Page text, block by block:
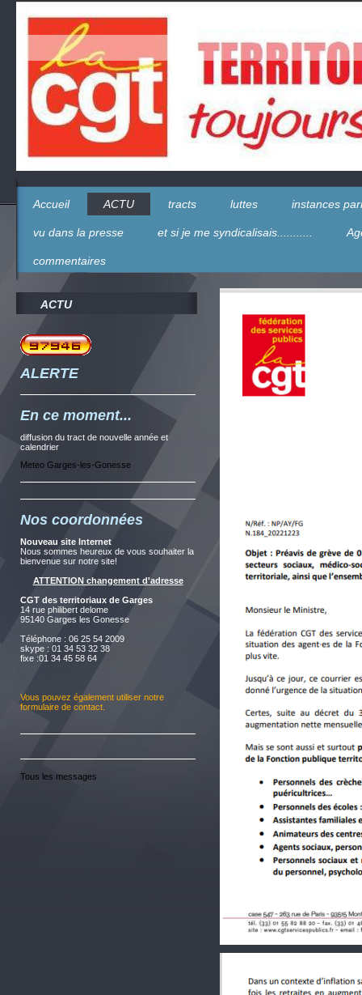
Accueil ACTU tracts luttes instances
vu dans la presse et si je me syndicalisais...........
commentaires
ACTU
ALERTE
En ce moment...
diffusion du tract de nouvelle année et
calendrier
Meteo Garges-les-Gonesse
Nos coordonnées
Nouveau site Internet
Nous sommes heureux de vous souhaiter la
bienvenue sur notre site!
ATTENTION changement d'adresse
CGT des territoriaux de Garges
14 rue philibert delome
95140 Garges les Gonesse
Téléphone : 06 25 54 2009
skype : 01 34 53 32 38
fixe :01 34 45 58 64
Vous pouvez également utiliser notre
formulaire de contact
Tous les messages